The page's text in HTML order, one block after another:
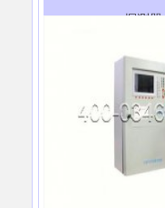
探测器